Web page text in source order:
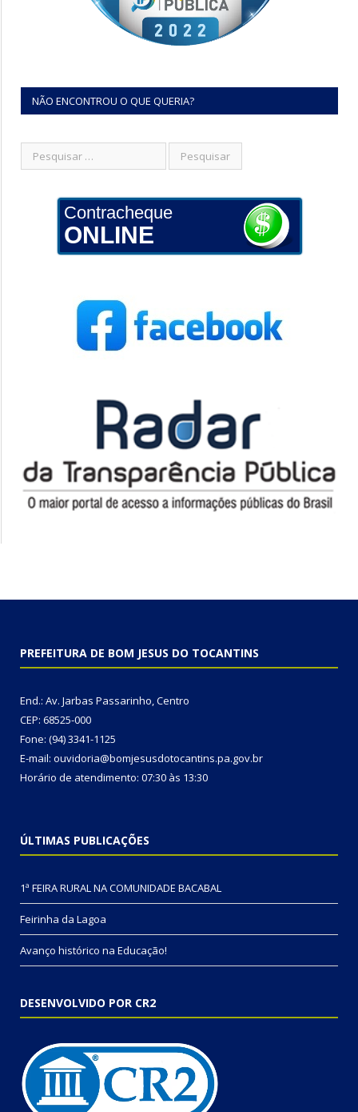
NÃO ENCONTROU O QUE QUERIA?
Contracheque
ONLINE
PREFEITURA DE BOM JESUS DO TOCANTINS
End.: Av. Jarbas Passarinho, Centro
CEP: 68525-000
Fone: (94) 3341-1125
E-mail: ouvidoria@bomjesusdotocantins.pa.gov.br
Horário de atendimento: 07:30 às 13:30
ÚLTIMAS PUBLICAÇÕES
1ª FEIRA RURAL NA COMUNIDADE BACABAL
Feirinha da Lagoa
Avanço histórico na Educação!
DESENVOLVIDO POR CR2